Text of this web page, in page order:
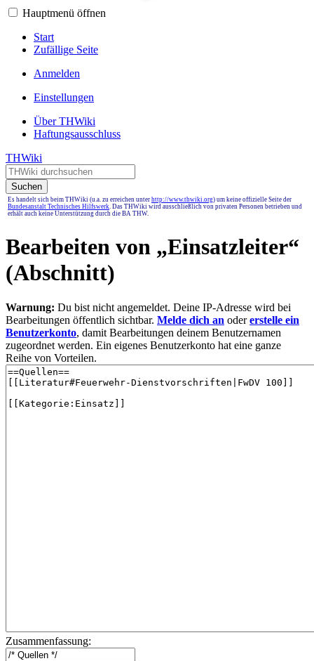
Hauptmenü öffnen
Start
Zufällige Seite
Anmelden
Einstellungen
Über THWiki
Haftungsausschluss
THWiki
Suchen
Es handelt sich beim THWiki (u.a. zu erreichen unter http://www.thwiki.org) um keine offizielle Seite der
Bundesanstalt Technisches Hilfswerk. Das THWiki wird ausschließlich von privaten Personen betrieben und
erhält auch keine Unterstützung durch die BA THW.
Bearbeiten von „Einsatzleiter“
(Abschnitt)
Warnung: Du bist nicht angemeldet. Deine IP-Adresse wird bei
Bearbeitungen öffentlich sichtbar. Melde dich an odererstelle ein
Benutzerkonto, damit Bearbeitungen deinem Benutzernamen
zugeordnet werden. Ein eigenes Benutzerkonto hat eine ganze
Reihe von Vorteilen.
Zusammenfassung: